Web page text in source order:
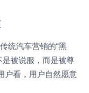
统汽车营销的“黑
是被说服，而是被尊
户看，用户自然愿意